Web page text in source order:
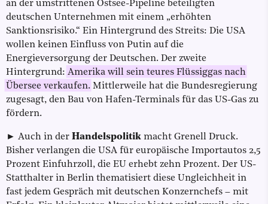
an der umstrittenen Ostsee-Pipeline beteiligten
deutschen Unternehmen mit einem „erhöhten
Sanktionsrisiko.“ Ein Hintergrund des Streits: Die USA
wollen keinen Einfluss von Putin auf die
Energieversorgung der Deutschen. Der zweite
Hintergrund: Amerika will sein teures Flüssiggas nach
Übersee verkaufen. Mittlerweile hat die Bundesregierung
zugesagt, den Bau von Hafen-Terminals für das US-Gas zu
fördern.
► Auch in der Handelspolitik macht Grenell Druck.
Bisher verlangen die USA für europäische Importautos 2,5
Prozent Einfuhrzoll, die EU erhebt zehn Prozent. Der US-
Statthalter in Berlin thematisiert diese Ungleichheit in
fast jedem Gespräch mit deutschen Konzernchefs – mit